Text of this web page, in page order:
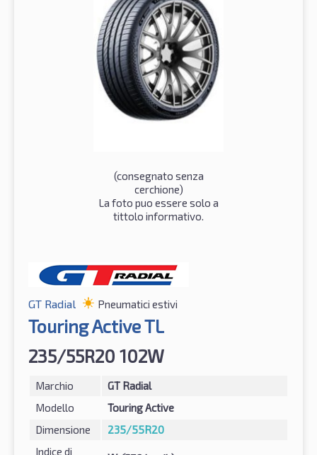
(consegnato senza
cerchione)
La foto puo essere solo a
tittolo informativo.
GT Radial Pneumatici estivi
Touring Active TL
235/55R20 102W
Marchio
GT Radial
Modello
Touring Active
Dimensione
235/55R20
Indice di